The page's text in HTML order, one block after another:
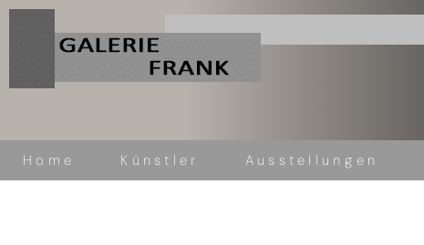
Home Künstler Ausstellungen